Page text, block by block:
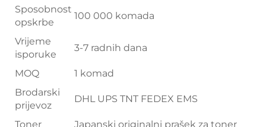
Sposobnost
opskrbe
100 000 komada
Vrijeme
isporuke
3-7 radnih dana
MOQ
1 komad
Brodarski
prijevoz
DHL UPS TNT FEDEX EMS
Toner Japanski originalni prašek za toner